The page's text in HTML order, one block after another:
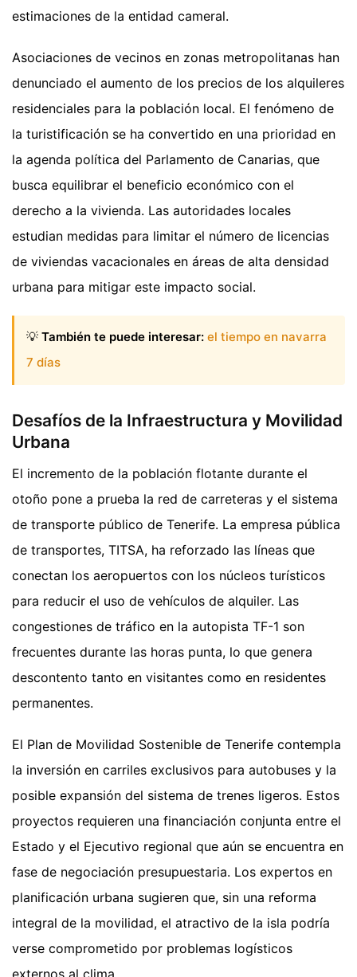
estimaciones de la entidad cameral.
Asociaciones de vecinos en zonas metropolitanas han
denunciado el aumento de los precios de los alquileres
residenciales para la población local. El fenómeno de
la turistificación se ha convertido en una prioridad en
la agenda política del Parlamento de Canarias, que
busca equilibrar el beneficio económico con el
derecho a la vivienda. Las autoridades locales
estudian medidas para limitar el número de licencias
de viviendas vacacionales en áreas de alta densidad
urbana para mitigar este impacto social.
💡 También te puede interesar: el tiempo en navarra
7 días
Desafíos de la Infraestructura y Movilidad
Urbana
El incremento de la población flotante durante el
otoño pone a prueba la red de carreteras y el sistema
de transporte público de Tenerife. La empresa pública
de transportes, TITSA, ha reforzado las líneas que
conectan los aeropuertos con los núcleos turísticos
para reducir el uso de vehículos de alquiler. Las
congestiones de tráfico en la autopista TF-1 son
frecuentes durante las horas punta, lo que genera
descontento tanto en visitantes como en residentes
permanentes.
El Plan de Movilidad Sostenible de Tenerife contempla
la inversión en carriles exclusivos para autobuses y la
posible expansión del sistema de trenes ligeros. Estos
proyectos requieren una financiación conjunta entre el
Estado y el Ejecutivo regional que aún se encuentra en
fase de negociación presupuestaria. Los expertos en
planificación urbana sugieren que, sin una reforma
integral de la movilidad, el atractivo de la isla podría
verse comprometido por problemas logísticos